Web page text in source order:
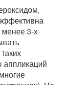
3-х
аппликаций